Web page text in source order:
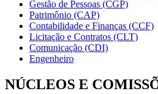
Gestão de Pessoas (CGP)
Patrimônio (CAP)
Contabilidade e Finanças (CCF)
Licitação e Contratos (CLT)
Comunicação (CDI)
Engenheiro
NÚCLEOS E